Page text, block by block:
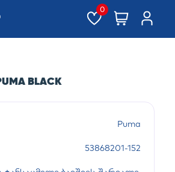
0
BLACK
Puma
53868201-152